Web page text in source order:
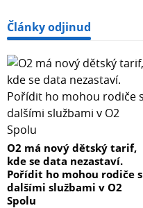
Články odjinud
O2 má nový dětský tarif,
kde se data nezastaví.
Pořídit ho mohou rodiče s
dalšími službami v O2
Spolu